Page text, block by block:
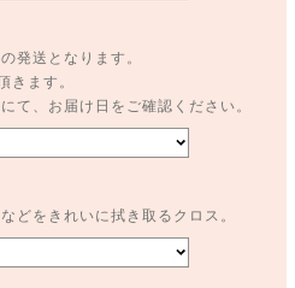
発送となります。
きます。
て、お届け日をご確認ください。
どをきれいに拭き取るクロス。